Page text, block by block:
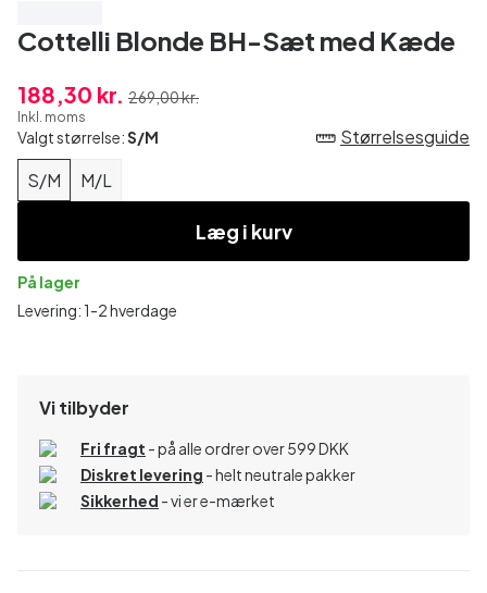
Cottelli Blonde BH-Sæt med Kæde
188,30 kr. 269,00 kr.
Inkl. moms
Valgt størrelse:S/M
S/M M/L
Størrelsesguide
Læg i kurv
På lager
Levering: 1-2 hverdage
Vi tilbyder
Fri fragt - på alle ordrer over 599 DKK
Diskret levering - helt neutrale pakker
Sikkerhed - vi er e-mærket